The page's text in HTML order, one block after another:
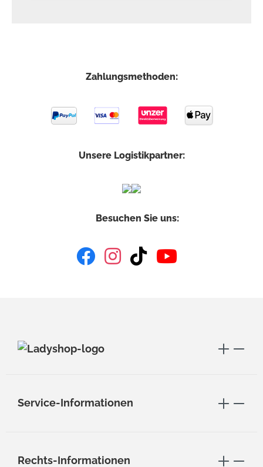
Zahlungsmethoden:
Unsere Logistikpartner:
Besuchen Sie uns:
Service-Informationen
Rechts-Informationen